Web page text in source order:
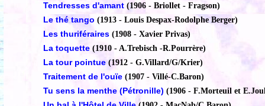
Tendresses d'amant (1906 - Briollet - Fragson)
Le thé tango (1913 - Louis Despax-Rodolphe Berger)
Les thuriféraires (1908 - Xavier Privas)
La toquette (1910 - A.Trebisch -R.Pourrère)
La tour pointue (1912 - G.Villard/G/Krier)
Traitement de l'ouïe (1907 - Villé-C.Baron)
Tu sens la menthe (Pétronille) (1906 - F.Morteuil et